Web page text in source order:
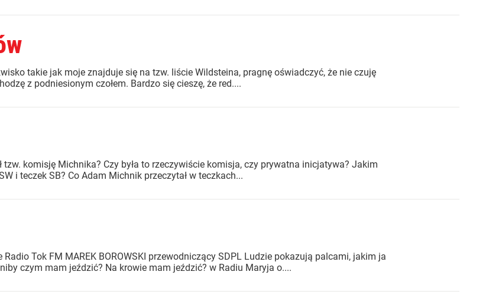
takie jak moje znajduje się na tzw. liście Wildsteina, pragnę oświadczyć, że nie czuję
z podniesionym czołem. Bardzo się cieszę, że red....
komisję Michnika? Czy była to rzeczywiście komisja, czy prywatna inicjatywa? Jakim
i teczek SB? Co Adam Michnik przeczytał w teczkach...
Tok FM MAREK BOROWSKI przewodniczący SDPL Ludzie pokazują palcami, jakim ja
czym mam jeździć? Na krowie mam jeździć? w Radiu Maryja o....